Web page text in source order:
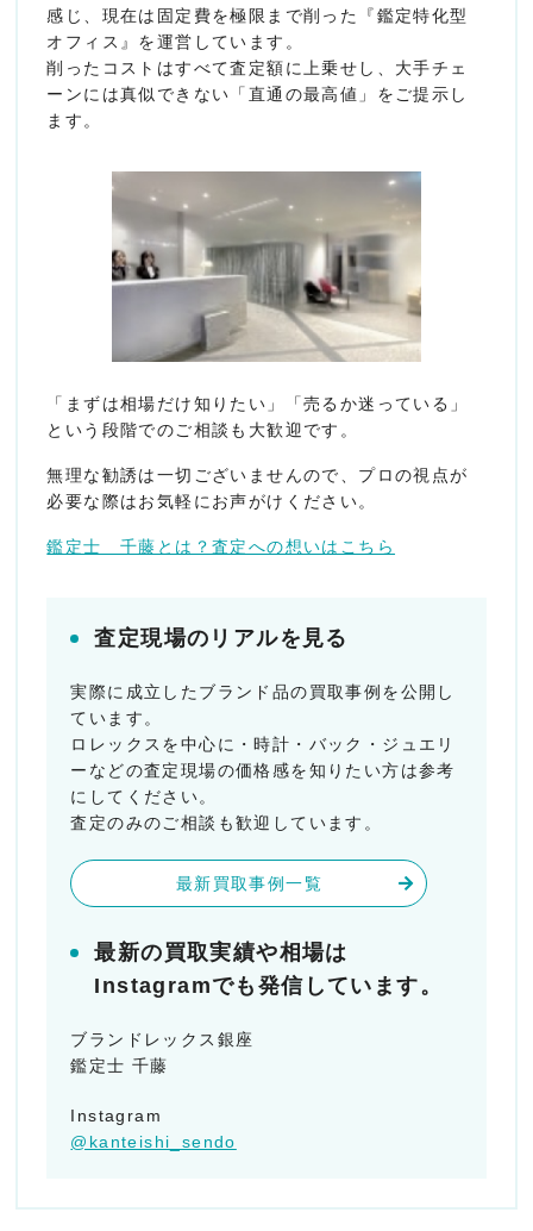
感じ、現在は固定費を極限まで削った『鑑定特化型
オフィス』を運営しています。
削ったコストはすべて査定額に上乗せし、大手チェ
ーンには真似できない「直通の最高値」をご提示し
ます。
「まずは相場だけ知りたい」「売るか迷っている」
という段階でのご相談も大歓迎です。
無理な勧誘は一切ございませんので、プロの視点が
必要な際はお気軽にお声がけください。
鑑定士 千藤とは？査定への想いはこちら
査定現場のリアルを見る
実際に成立したブランド品の買取事例を公開し
ています。
ロレックスを中心に・時計・バック・ジュエリ
ーなどの査定現場の価格感を知りたい方は参考
にしてください。
査定のみのご相談も歓迎しています。
最新買取事例一覧
最新の買取実績や相場は
Instagramでも発信しています。
ブランドレックス銀座
鑑定士 千藤
Instagram
@kanteishi_sendo